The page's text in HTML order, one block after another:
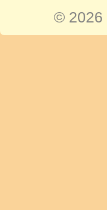
© 2026